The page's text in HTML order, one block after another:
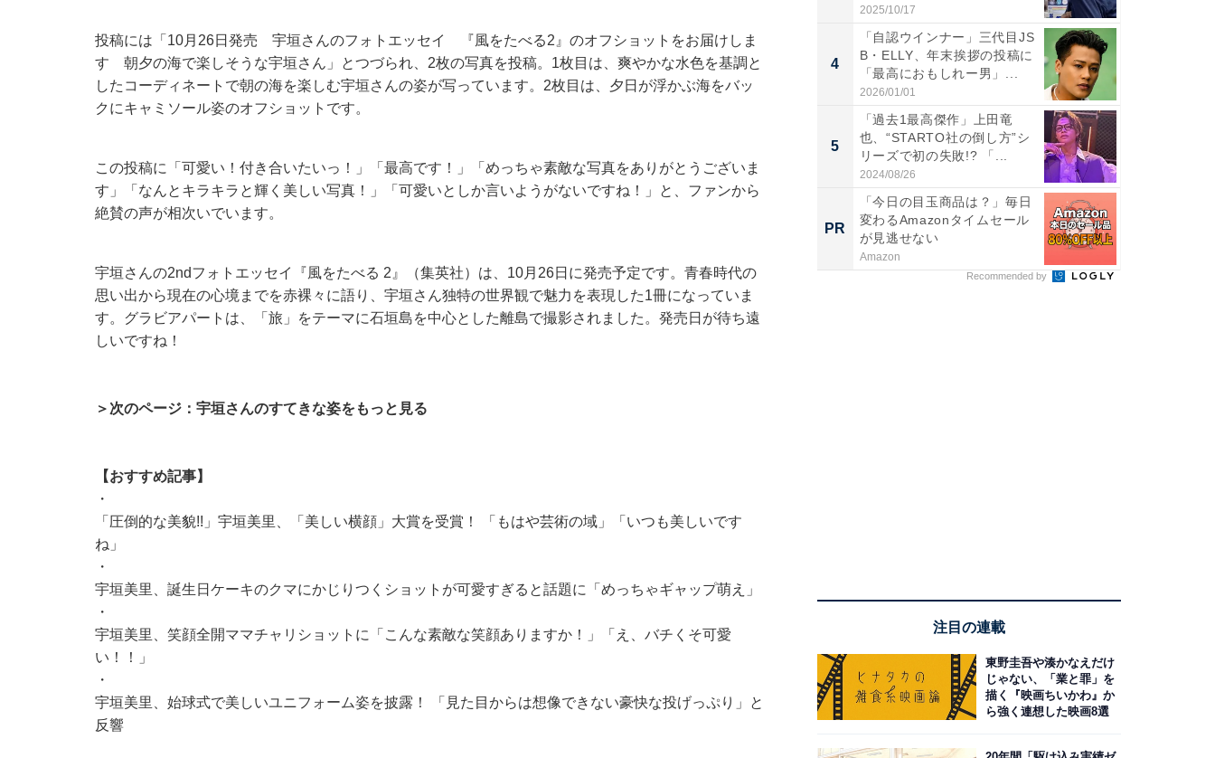
投稿には「10月26日発売 宇垣さんのフォトエッセイ 『風をたべる2』のオフショットをお届けしま
す 朝夕の海で楽しそうな宇垣さん」とつづられ、2枚の写真を投稿。1枚目は、爽やかな水色を基調と
したコーディネートで朝の海を楽しむ宇垣さんの姿が写っています。2枚目は、夕日が浮かぶ海をバッ
クにキャミソール姿のオフショットです。
この投稿に「可愛い！付き合いたいっ！」「最高です！」「めっちゃ素敵な写真をありがとうございま
す」「なんとキラキラと輝く美しい写真！」「可愛いとしか言いようがないですね！」と、ファンから
絶賛の声が相次いでいます。
宇垣さんの2ndフォトエッセイ『風をたべる 2』（集英社）は、10月26日に発売予定です。青春時代の
思い出から現在の心境までを赤裸々に語り、宇垣さん独特の世界観で魅力を表現した1冊になっていま
す。グラビアパートは、「旅」をテーマに石垣島を中心とした離島で撮影されました。発売日が待ち遠
しいですね！
＞次のページ：宇垣さんのすてきな姿をもっと見る
【おすすめ記事】
・
「圧倒的な美貌!!」宇垣美里、「美しい横顔」大賞を受賞！ 「もはや芸術の域」「いつも美しいです
ね」
・
宇垣美里、誕生日ケーキのクマにかじりつくショットが可愛すぎると話題に「めっちゃギャップ萌え」
・
宇垣美里、笑顔全開ママチャリショットに「こんな素敵な笑顔ありますか！」「え、バチくそ可愛
い！！」
・
宇垣美里、始球式で美しいユニフォーム姿を披露！ 「見た目からは想像できない豪快な投げっぷり」と
反響
「完...
2025/10/17
4
「自認ウインナー」三代目JS
B・ELLY、年末挨拶の投稿に
「最高におもしれー男」...
2026/01/01
5
「過去1最高傑作」上田竜
也、“STARTO社の倒し方”シ
リーズで初の失敗!? 「...
2024/08/26
PR
「今日の目玉商品は？」毎日
変わるAmazonタイムセール
が見逃せない
Amazon
Recommended by
注目の連載
東野圭吾や湊かなえだけ
じゃない、「業と罪」を
描く『映画ちいかわ』か
ら強く連想した映画8選